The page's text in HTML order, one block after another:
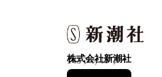
株式会社新潮社
143フォロワー